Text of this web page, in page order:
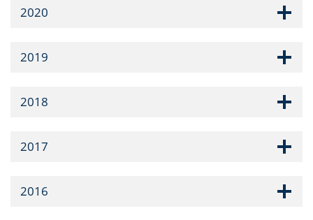
2020
2019
2018
2017
2016